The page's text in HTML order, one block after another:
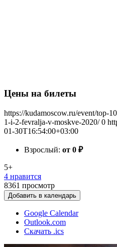
Цены на билеты
https://kudamoscow.ru/event/top-
1-i-2-fevralja-v-moskve-2020/ 0
01-30T16:54:00+03:00
Взрослый: от 0 ₽
5+
4 нравится
8361 просмотр
Добавить в календарь
Google Calendar
Outlook.com
Скачать .ics